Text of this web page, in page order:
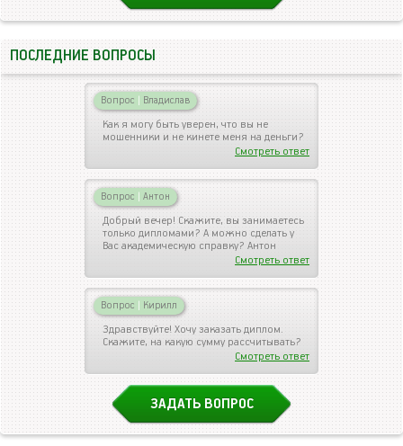
ПОСЛЕДНИЕ ВОПРОСЫ
Вопрос | Владислав
Как я могу быть уверен, что вы не
мошенники и не кинете меня на деньги?
Смотреть ответ
Вопрос | Антон
Добрый вечер! Скажите, вы занимаетесь
только дипломами? А можно сделать у
Вас академическую справку? Антон
Смотреть ответ
Вопрос | Кирилл
Здравствуйте! Хочу заказать диплом.
Скажите, на какую сумму рассчитывать?
Смотреть ответ
ЗАДАТЬ ВОПРОС